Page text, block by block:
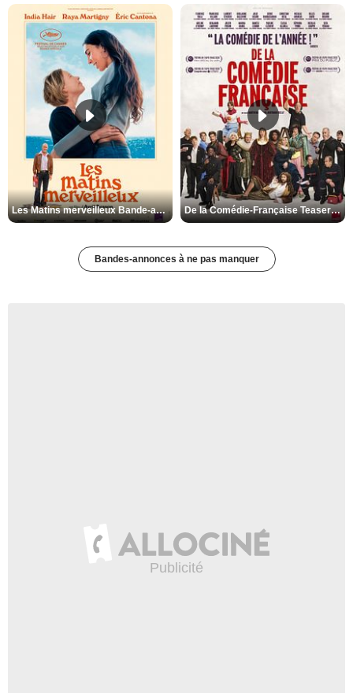
Les Matins merveilleux Bande-annonce VF De la Comédie-Française Teaser VF
Bandes-annonces à ne pas manquer